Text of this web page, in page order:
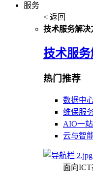
服务
< 返回
技术服务解决
技术服
热门推荐
数据中
维保服
AIO一
云与智
面向